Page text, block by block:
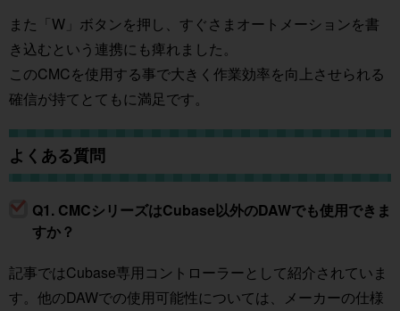
また「W」ボタンを押し、すぐさまオートメーションを書
き込むという連携にも痺れました。
このCMCを使用する事で大きく作業効率を向上させられる
確信が持てとてもに満足です。
よくある質問
Q1. CMCシリーズはCubase以外のDAWでも使用できま
すか？
記事ではCubase専用コントローラーとして紹介されていま
す。他のDAWでの使用可能性については、メーカーの仕様